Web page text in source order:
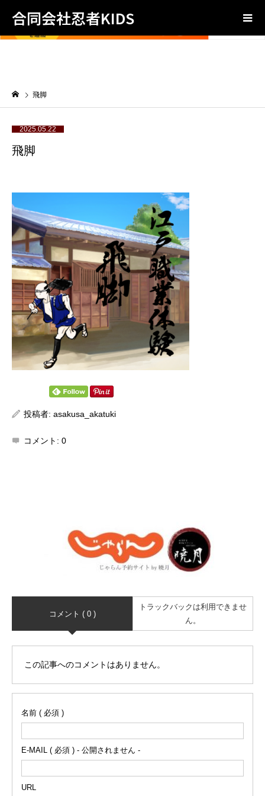
合同会社忍者KIDS
飛脚
2025.05.22
飛脚
投稿者: asakusa_akatuki
コメント: 0
コメント ( 0 )
トラックバックは利用できませ
ん。
この記事へのコメントはありません。
名前 ( 必須 )
E-MAIL ( 必須 ) - 公開されません -
URL